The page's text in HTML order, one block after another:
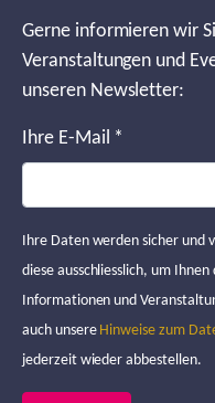
Gerne informieren wir
Veranstaltungen und
unseren Newsletter:
Ihre E-Mail *
Ihre Daten werden sicher und
diese ausschliesslich, um
Informationen und
auch unsere Hinweise zum
jederzeit wieder abbestellen.